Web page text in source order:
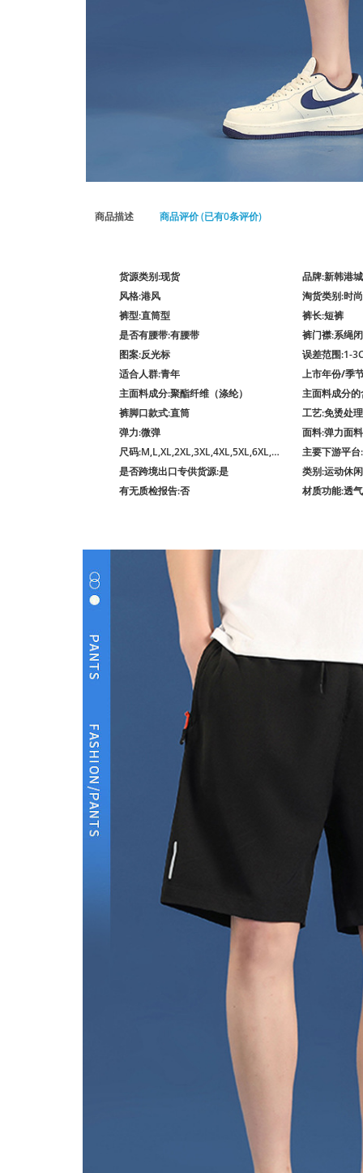
商品描述 商品评价 (已有0条评价)
货源类别:现货 品牌:新韩港城
风格:港风 淘货类别:时
裤型:直筒型 裤长:短裤
是否有腰带:有腰带 裤门襟:系绳
图案:反光标 误差范围:1-
适合人群:青年
上市年份/季
主面料成分:聚酯纤维（涤纶）
主面料成分的
裤脚口款式:直筒 工艺:免烫处理
弹力:微弹 面料:弹力面料
尺码:M,L,XL,2XL,3XL,4XL,5XL,6XL,7XL,8XL 主要下游平台
是否跨境出口专供货源:是 类别:运动休
有无质检报告:否 材质功能:透